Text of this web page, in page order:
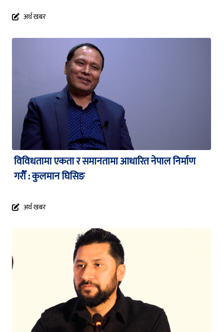
अर्थ खबर
विविधतामा एकता र समानतामा आधारित नेपाल निर्माण
गरौँ : कुलमान घिसिङ
अर्थ खबर